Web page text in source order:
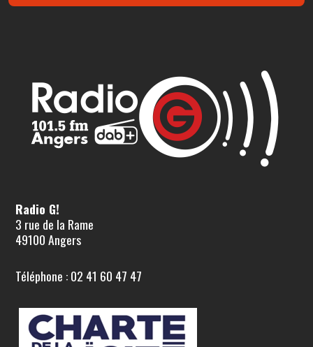
Radio G!
3 rue de la Rame
49100 Angers
Téléphone : 02 41 60 47 47